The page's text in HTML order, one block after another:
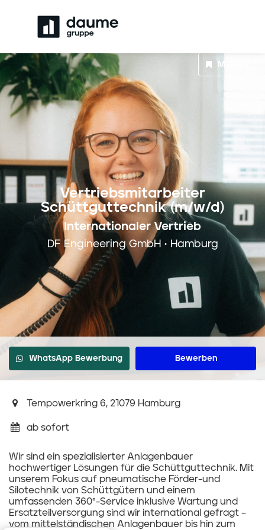
Vertriebsmitarbeiter
Schüttguttechnik (m/w/d)
Internationaler Vertrieb
DF Engineering GmbH • Hamburg
Merken
WhatsApp Bewerbung Bewerben
Tempowerkring 6, 21079 Hamburg
ab sofort
Wir sind ein spezialisierter Anlagenbauer
hochwertiger Lösungen für die Schüttguttechnik. Mit
unserem Fokus auf pneumatische Förder-und
Silotechnik von Schüttgütern und einem
umfassenden 360°-Service inklusive Wartung und
Ersatzteilversorgung sind wir international gefragt –
vom mittelständischen Anlagenbauer bis hin zum